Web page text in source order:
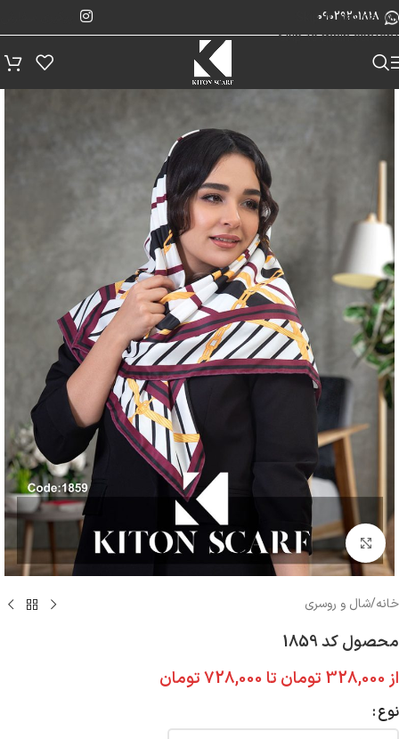
Skip to navigation
Skip to main content
09029201818
بزرگنمایی تصویر
خانه/شال و روسری
محصول کد 1859
از 328,000 تومان تا 728,000تومان
نوع